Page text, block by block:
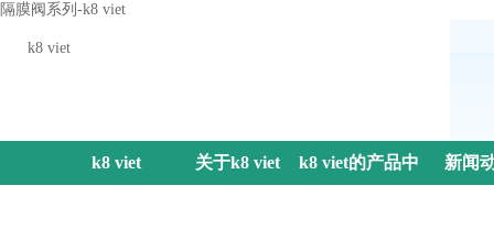
隔膜阀系列-k8 viet
k8 viet
k8 viet 关于k8 viet k8 viet的产品中 新闻